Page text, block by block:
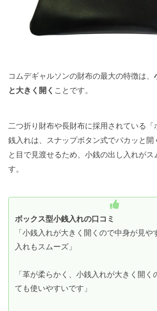
コムデギャルソンの財布の最大の特徴は、
と大きく開く ことです。
二つ折り財布や長財布に採用されている「
銭入れは、スナップボタン式でパカッと開
と目で見渡せるため、小銭の出し入れがス
す。
ボックス型小銭入れの口コミ
「小銭入れが大きく開くので中身が見や
入れもスムーズ」
「革が柔らかく、小銭入れが大きく開く
ても使いやすいです」